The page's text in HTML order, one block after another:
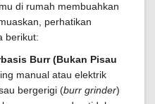
di rumah membuahkan
perhatikan
berikut:
Burr (Bukan Pisau
manual atau elektrik
bergerigi (burr grinder)